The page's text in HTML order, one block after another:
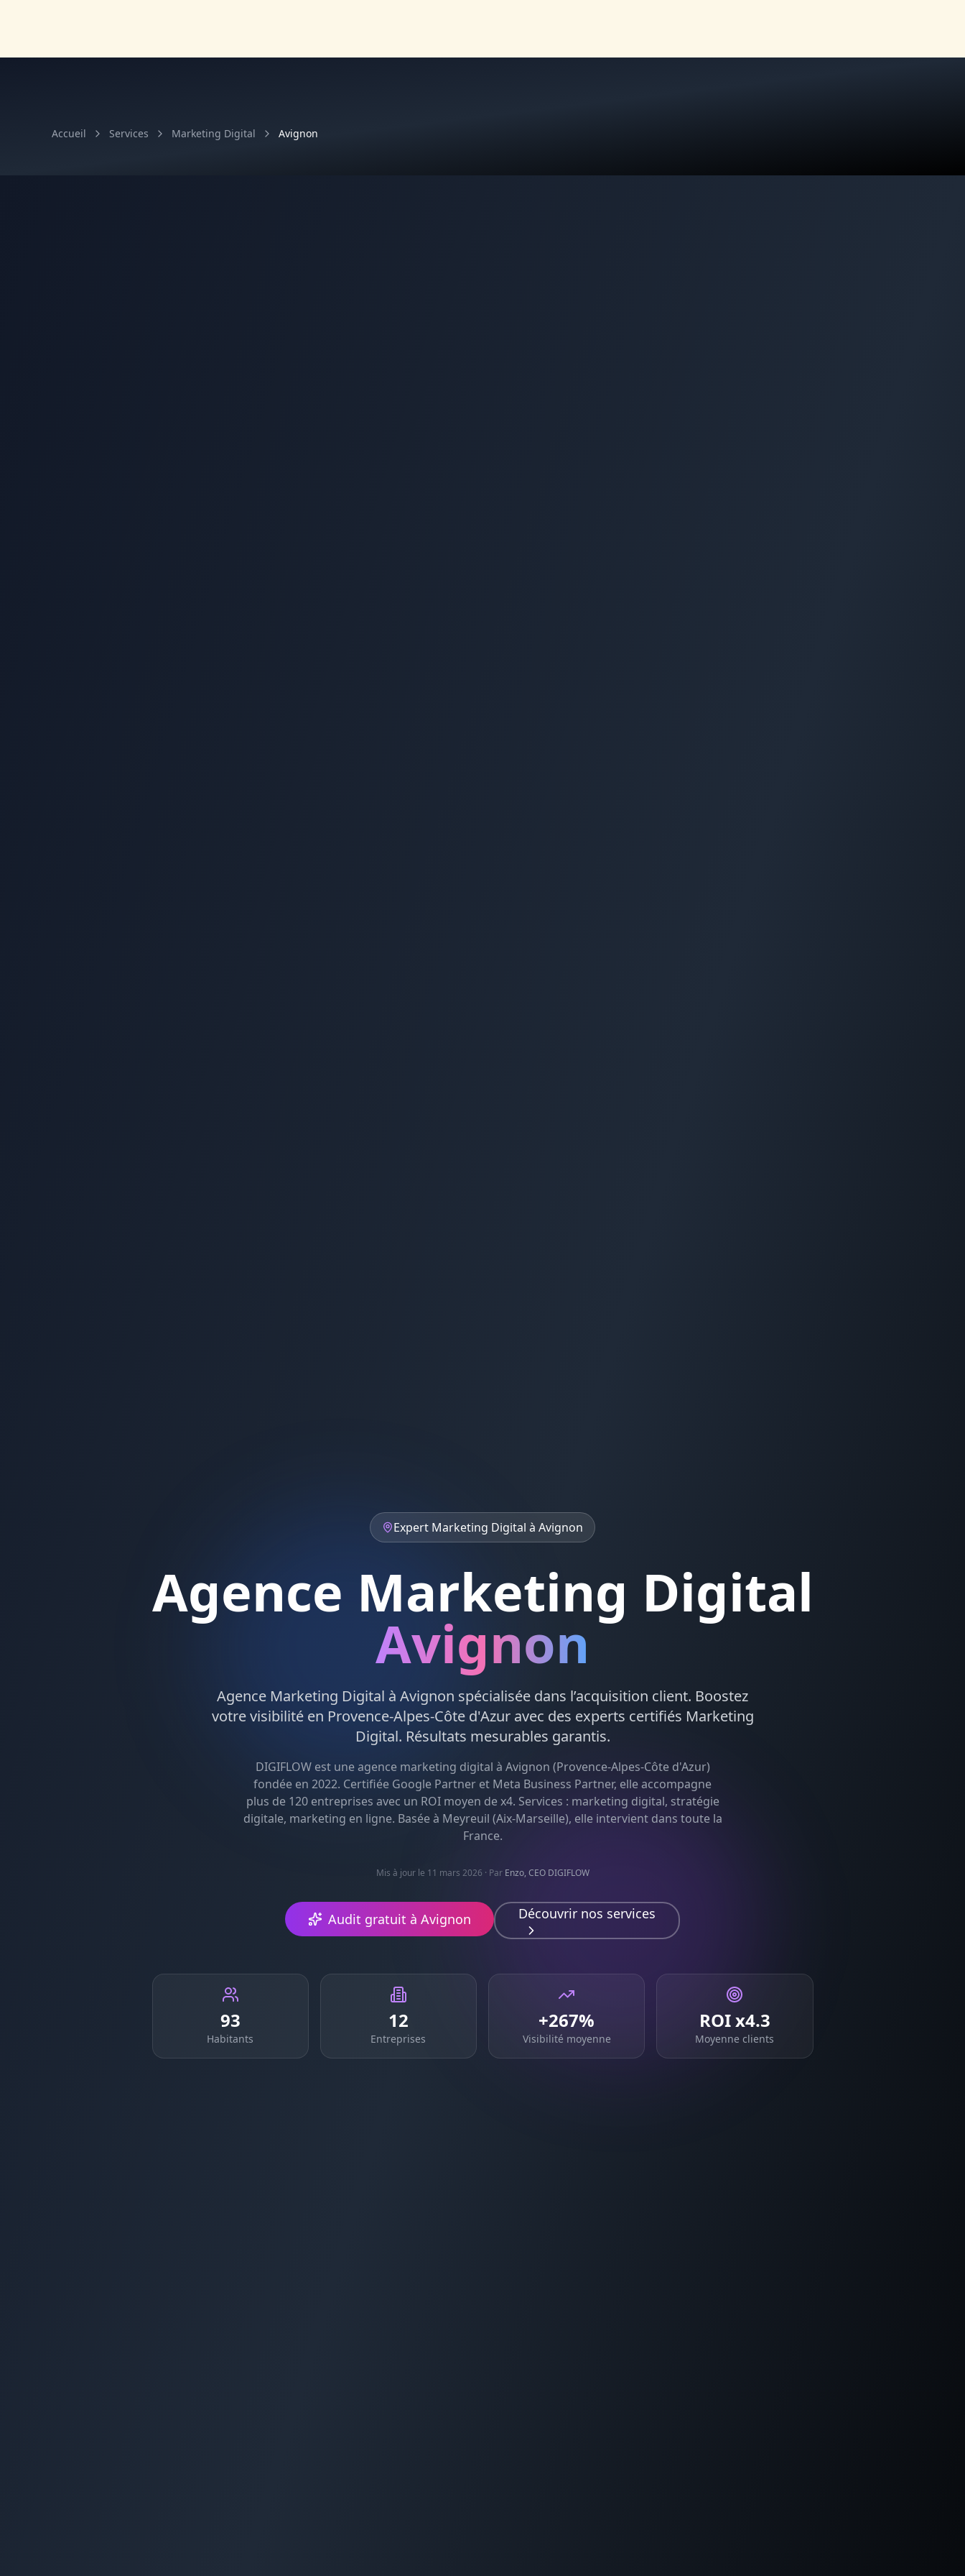
Accueil Services Marketing Digital Avignon
Expert Marketing Digital à Avignon
Agence Marketing Digital
Avignon
Agence Marketing Digital à Avignon spécialisée dans l’acquisition client. Boostez
votre visibilité en Provence-Alpes-Côte d'Azuravec des experts certifiés Marketing
Digital. Résultats mesurables garantis.
DIGIFLOW est une agence marketing digital à Avignon (Provence-Alpes-Côte d'Azur)
fondée en 2022. Certifiée Google Partner et Meta Business Partner, elle accompagne
plus de 120 entreprises avec un ROI moyen de x4. Services : marketing digital, stratégie
digitale, marketing en ligne. Basée à Meyreuil (Aix-Marseille), elle intervient dans toute la
France.
Mis à jour le 11 mars 2026 · Par Enzo, CEO DIGIFLOW
Audit gratuit à Avignon Découvrir nos services
93
Habitants
12
Entreprises
+267%
Visibilité moyenne
ROI x4.3
Moyenne clients